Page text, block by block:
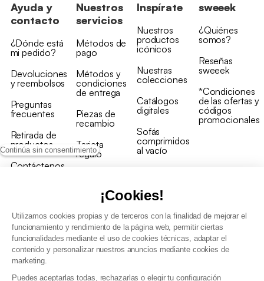
Continúa sin consentimiento
¡Cookies!
Utilizamos cookies propias y de terceros con la finalidad de mejorar el
funcionamiento y rendimiento de la página web, permitir ciertas
funcionalidades mediante el uso de cookies técnicas, adaptar el
contenido y personalizar nuestros anuncios mediante cookies de
marketing.
Puedes aceptarlas todas, rechazarlas o elegir tu configuración
Ayuda y
contacto
¿Dónde está
mi pedido?
Devoluciones
y reembolsos
Preguntas
frecuentes
Retirada de
productos
Contáctenos
Nuestros
servicios
Métodos de
pago
Métodos y
condiciones
de entrega
Piezas de
recambio
Tarjeta
regalo
Inspírate
Nuestros
productos
icónicos
Nuestras
colecciones
Catálogos
digitales
Sofás
comprimidos
al vacío
sweeek
¿Quiénes
somos?
Reseñas
sweeek
*Condiciones
de las ofertas y
códigos
promocionales